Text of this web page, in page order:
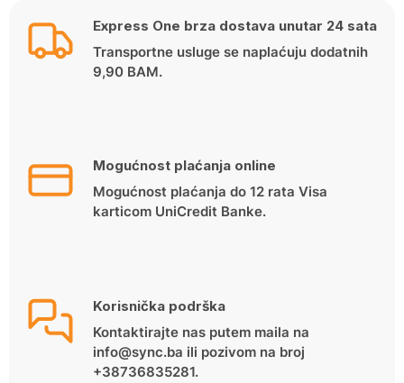
Express One brza dostava unutar 24 sata
Transportne usluge se naplaćuju dodatnih
9,90 BAM.
Mogućnost plaćanja online
Mogućnost plaćanja do 12 rata Visa
karticom UniCredit Banke.
Korisnička podrška
Kontaktirajte nas putem maila na
info@sync.ba ili pozivom na broj
+38736835281.